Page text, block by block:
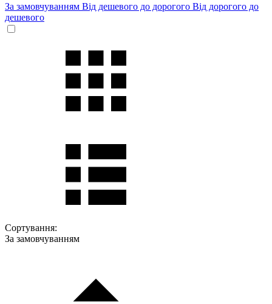
За замовчуванням Від дешевого до дорогого Від дорогого до
дешевого
Сортування:
За замовчуванням